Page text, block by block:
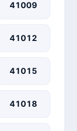
41009
41012
41015
41018